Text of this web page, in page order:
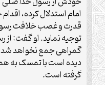
امام استدلال کرده،
قدرت و غصب خلافت رسول
توجیه نماید. او گفت:
گمراهی جمع نخواهد شد
دیده است با تمسک به
گرفته است.